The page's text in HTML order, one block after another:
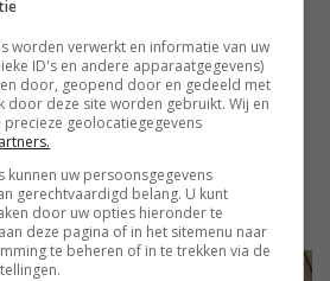
met onder meer een
Een opvolger heeft hij
twee dochters, van 15 en 25
Wat de jongste wil,
wel vrienden met
hebben. Ik wil het bedrijf zo
voor ze maken.'
worden verwerkt en informatie van uw
ID's en andere apparaatgegevens)
door, geopend door en gedeeld met
door deze site worden gebruikt. Wij en
geolocatiegegevens
kunnen uw persoonsgegevens
gerechtvaardigd belang. U kunt
door uw opties hieronder te
deze pagina of in het sitemenu naar
te beheren of in te trekken via de